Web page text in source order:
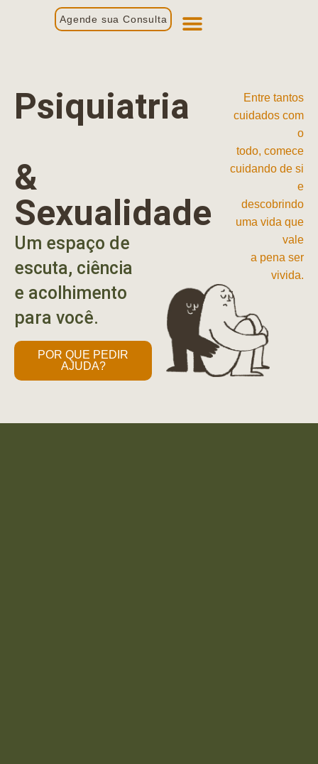
Agende sua Consulta
Psiquiatria
&
Sexualidade
Um espaço de
escuta, ciência
e acolhimento
para você.
POR QUE PEDIR
AJUDA?
Entre tantos
cuidados com
o
todo, comece
cuidando de si
e
descobrindo
uma vida que
vale
a pena ser
vivida.